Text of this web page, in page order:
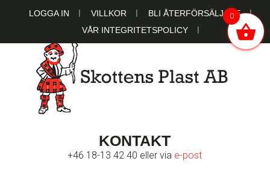
LOGGA IN VILLKOR
BLI ÅTERFÖRSÄLJARE
VÅR INTEGRITETSPOLICY
SKOTTENS
PLAST AB
KONTAKT
+46 18-13 42 40 eller via e-post
0